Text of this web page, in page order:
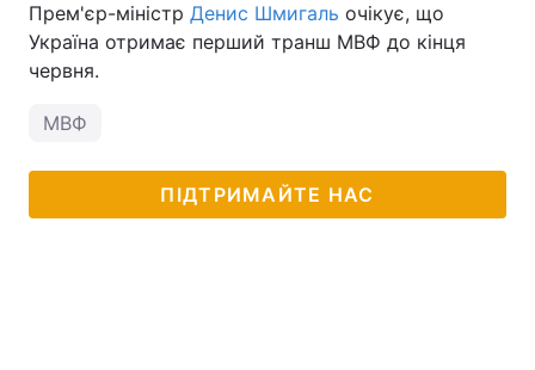
Прем'єр-міністр Денис Шмигаль очікує, що
Україна отримає перший транш МВФ до кінця
червня.
МВФ
ПІДТРИМАЙТЕ НАС